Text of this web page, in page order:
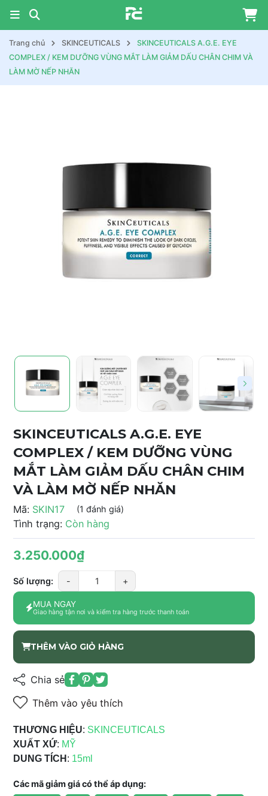
Trang chủ SKINCEUTICALS
SKINCEUTICALS A.G.E. EYE
COMPLEX / KEM DƯỠNG VÙNG MẮT LÀM GIẢM DẤU CHÂN CHIM VÀ
LÀM MỜ NẾP NHĂN
SKINCEUTICALS A.G.E. EYE
COMPLEX / KEM DƯỠNG VÙNG
MẮT LÀM GIẢM DẤU CHÂN CHIM
VÀ LÀM MỜ NẾP NHĂN
Mã: SKIN17 (1 đánh giá)
Tình trạng: Còn hàng
3.250.000₫
Số lượng: - +
MUA NGAY
Giao hàng tận nơi và kiểm tra hàng trước thanh toán
THÊM VÀO GIỎ HÀNG
Chia sẻ
Thêm vào yêu thích
THƯƠNG HIỆU: SKINCEUTICALS
XUẤT XỨ: MỸ
DUNG TÍCH: 15ml
Các mã giảm giá có thể áp dụng: